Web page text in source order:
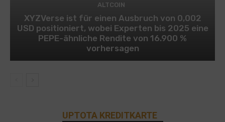
ALTCOIN
XYZVerse ist für einen Ausbruch von 0,002
USD positioniert, wobei Experten bis 2025 eine
PEPE-ähnliche Rendite von 16.900 %
vorhersagen
UPTOTA KREDITKARTE